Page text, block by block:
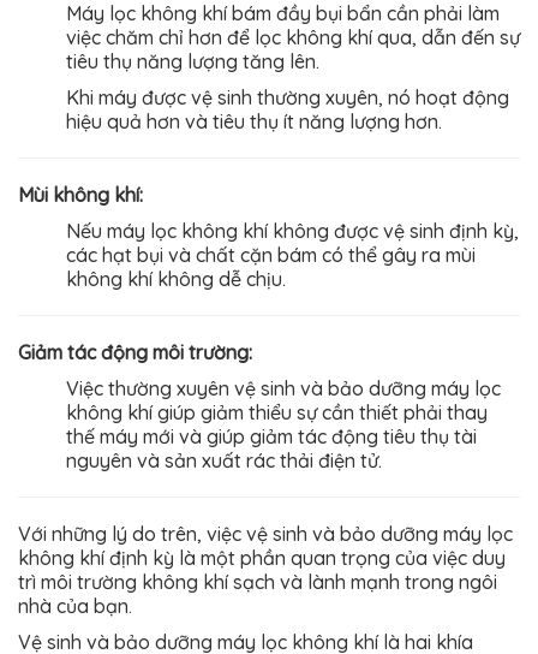
Máy lọc không khí bám đầy bụi bẩn cần phải làm
việc chăm chỉ hơn để lọc không khí qua, dẫn đến sự
tiêu thụ năng lượng tăng lên.
Khi máy được vệ sinh thường xuyên, nó hoạt động
hiệu quả hơn và tiêu thụ ít năng lượng hơn.
Mùi không khí:
Nếu máy lọc không khí không được vệ sinh định kỳ,
các hạt bụi và chất cặn bám có thể gây ra mùi
không khí không dễ chịu.
Giảm tác động môi trường:
Việc thường xuyên vệ sinh và bảo dưỡng máy lọc
không khí giúp giảm thiểu sự cần thiết phải thay
thế máy mới và giúp giảm tác động tiêu thụ tài
nguyên và sản xuất rác thải điện tử.
Với những lý do trên, việc vệ sinh và bảo dưỡng máy lọc
không khí định kỳ là một phần quan trọng của việc duy
trì môi trường không khí sạch và lành mạnh trong ngôi
nhà của bạn.
Vệ sinh và bảo dưỡng máy lọc không khí là hai khía